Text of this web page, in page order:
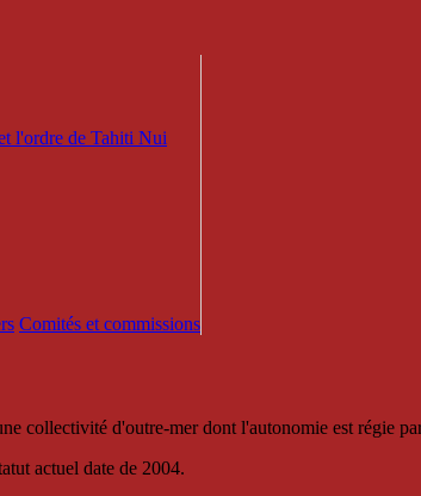
l'ordre de Tahiti Nui
Comités et commissions
collectivité d'outre-mer dont l'autonomie est régie
actuel date de 2004.